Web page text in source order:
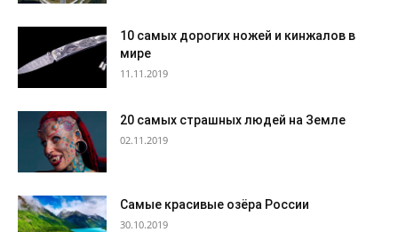
10 самых дорогих ножей и кинжалов в
мире
11.11.2019
20 самых страшных людей на Земле
02.11.2019
Самые красивые озёра России
30.10.2019